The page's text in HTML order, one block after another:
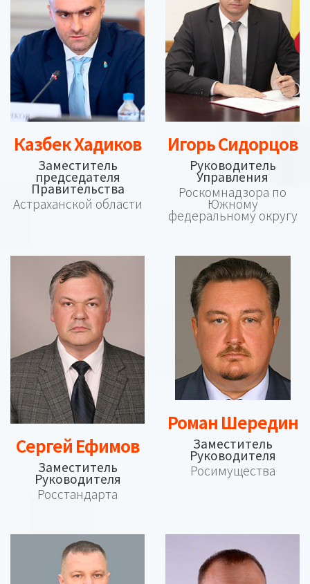
Казбек Хадиков
Заместитель
председателя
Правительства
Астраханской области
Игорь Сидорцов
Руководитель
Управления
Роскомнадзора по
Южному
федеральному округу
Сергей Ефимов
Заместитель
Руководителя
Росстандарта
Роман Шередин
Заместитель
Руководителя
Росимущества